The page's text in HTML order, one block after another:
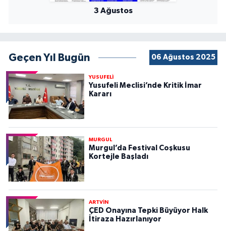
3 Ağustos
Geçen Yıl Bugün 06 Ağustos 2025
YUSUFELİ
Yusufeli Meclisi’nde Kritik İmar
Kararı
MURGUL
Murgul’da Festival Coşkusu
Kortejle Başladı
ARTVİN
ÇED Onayına Tepki Büyüyor Halk
İtiraza Hazırlanıyor